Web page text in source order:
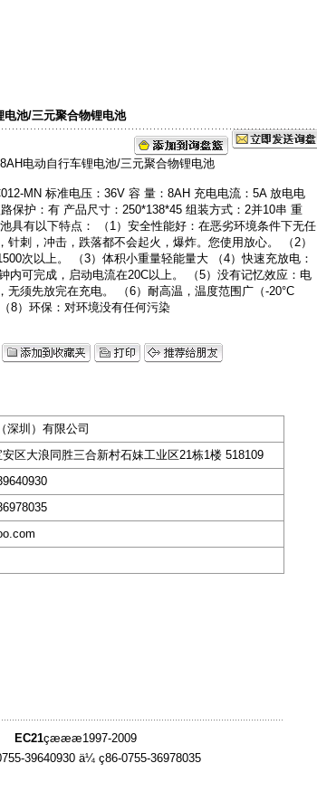
池/三元聚合物锂电池
MN 标准电压：36V 容 量：8AH 充电电流：5A 放电电
保护：有 产品尺寸：250*138*45 组装方式：2并10串 重
具有以下特点： （1）安全性能好：在恶劣环境条件下无任
刺，冲击，跌落都不会起火，爆炸。您使用放心。 （2）
次以上。 （3）体积小重量轻能量大 （4）快速充放电：
内可完成，启动电流在20C以上。 （5）没有记忆效应：电
无须先放完在充电。 （6）耐高温，温度范围广（-20°C
8）环保：对环境没有任何污染
深圳）有限公司
区大浪同胜三合新村石妹工业区21栋1楼 518109
EC21çæææ1997-2009
39640930 ä¼ ç86-0755-36978035